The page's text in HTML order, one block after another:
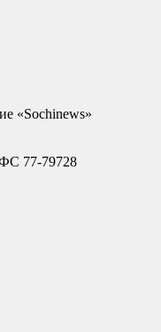
«Sochinews»
77-79728